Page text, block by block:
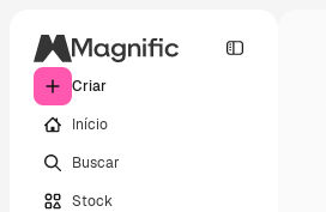
Criar
Início
Buscar
Stock